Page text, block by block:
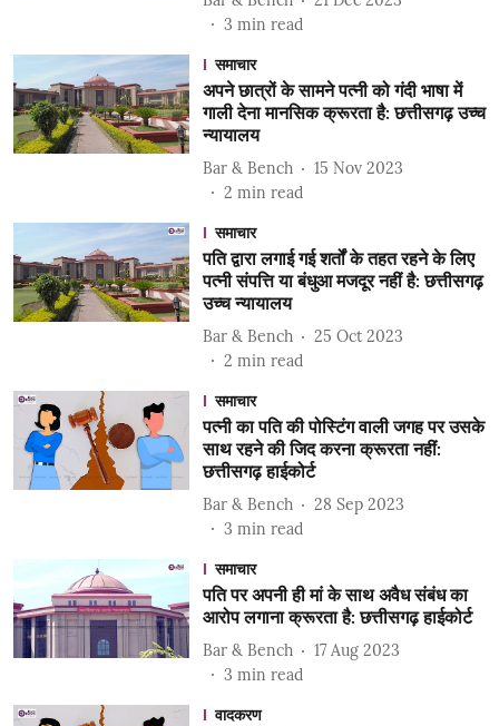
3 min read
समाचार
अपने छात्रों के सामने पत्नी को गंदी भाषा में
गाली देना मानसिक क्रूरता है: छत्तीसगढ़ उच्च
न्यायालय
Bar & Bench
15 Nov 2023
2 min read
समाचार
पति द्वारा लगाई गई शर्तों के तहत रहने के लिए
पत्नी संपत्ति या बंधुआ मजदूर नहीं है: छत्तीसगढ़
उच्च न्यायालय
Bar & Bench
25 Oct 2023
2 min read
समाचार
पत्नी का पति की पोस्टिंग वाली जगह पर उसके
साथ रहने की जिद करना क्रूरता नहीं:
छत्तीसगढ़ हाईकोर्ट
Bar & Bench
28 Sep 2023
3 min read
समाचार
पति पर अपनी ही मां के साथ अवैध संबंध का
आरोप लगाना क्रूरता है: छत्तीसगढ़ हाईकोर्ट
Bar & Bench
17 Aug 2023
3 min read
वादकरण